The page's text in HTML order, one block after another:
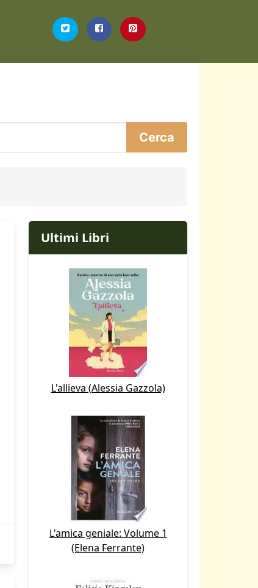
Ultimi Libri
L'allieva (Alessia Gazzola)
L'amica geniale: Volume 1
(Elena Ferrante)